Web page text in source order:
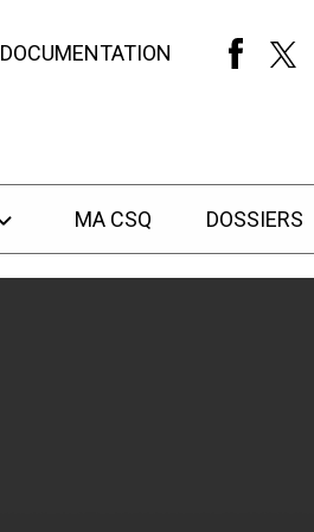
DOCUMENTATION
MA CSQ DOSSIERS